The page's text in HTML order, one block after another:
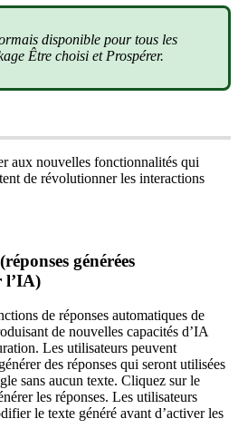
disponible pour tous les
Être choisi et Prospérer.
aux nouvelles fonctionnalités qui
de révolutionner les interactions
générées
l’IA)
de réponses automatiques de
de nouvelles capacités d’IA
Les utilisateurs peuvent
des réponses qui seront utilisées
sans aucun texte. Cliquez sur le
les réponses. Les utilisateurs
le texte généré avant d’activer les